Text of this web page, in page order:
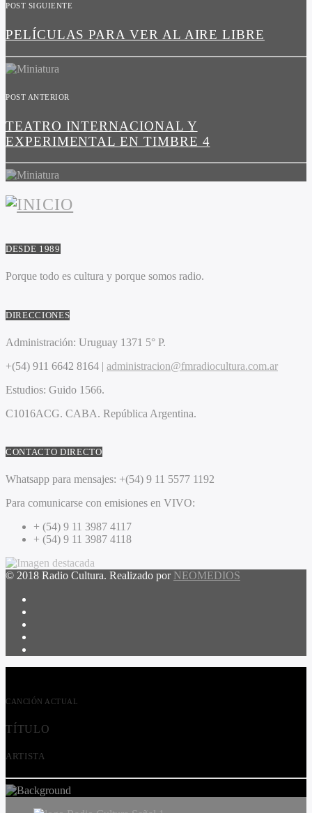
POST SIGUIENTE
PELÍCULAS PARA VER AL AIRE LIBRE
POST ANTERIOR
TEATRO INTERNACIONAL Y
EXPERIMENTAL EN TIMBRE 4
DESDE 1989
Porque todo es cultura y porque somos radio.
DIRECCIONES
Administración: Uruguay 1371 5° P.
+(54) 911 6642 8164 | administracion@fmradiocultura.com.ar
Estudios: Guido 1566.
C1016ACG. CABA. República Argentina.
CONTACTO DIRECTO
Whatsapp para mensajes: +(54) 9 11 5577 1192
Para comunicarse con emisiones en VIVO:
+ (54) 9 11 3987 4117
+ (54) 9 11 3987 4118
© 2018 Radio Cultura. Realizado por NEOMEDIOS
CANCIÓN ACTUAL
TÍTULO
ARTISTA